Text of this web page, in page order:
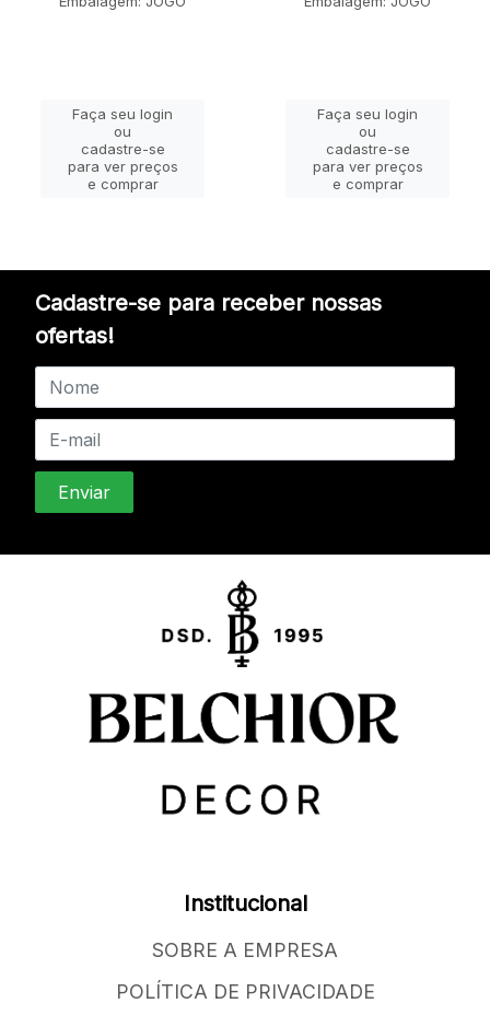
Faça seu login
ou
cadastre-se
para ver preços
e comprar
Faça seu login
ou
cadastre-se
para ver preços
e comprar
Cadastre-se para receber nossas
ofertas!
Institucional
SOBRE A EMPRESA
POLÍTICA DE PRIVACIDADE